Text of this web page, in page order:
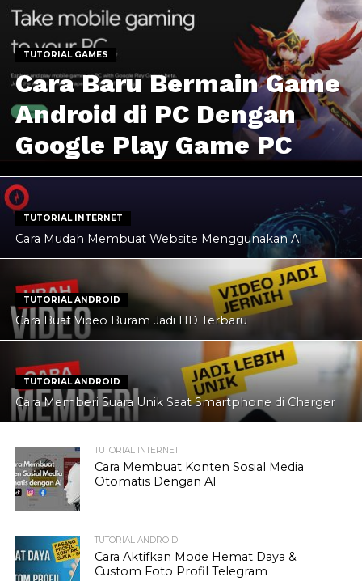
TUTORIAL GAMES
Cara Baru Bermain Game
Android di PC Dengan
Google Play Game PC
TUTORIAL INTERNET
Cara Mudah Membuat Website Menggunakan AI
TUTORIAL ANDROID
Cara Buat Video Buram Jadi HD Terbaru
TUTORIAL ANDROID
Cara Memberi Suara Unik Saat Smartphone di Charger
TUTORIAL INTERNET
Cara Membuat Konten Sosial Media
Otomatis Dengan AI
TUTORIAL ANDROID
Cara Aktifkan Mode Hemat Daya &
Custom Foto Profil Telegram